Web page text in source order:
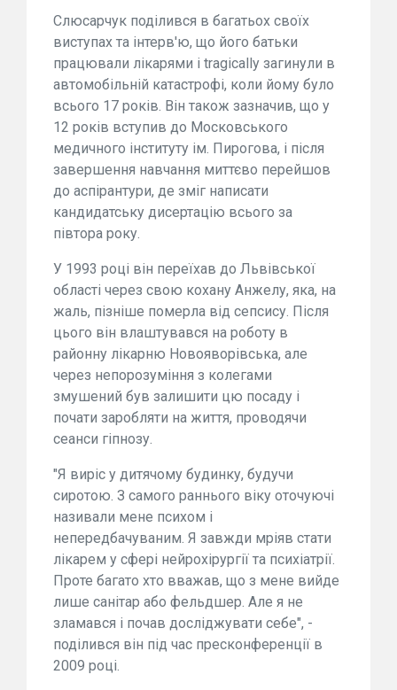
Слюсарчук поділився в багатьох своїх
виступах та інтерв'ю, що його батьки
працювали лікарями і tragically загинули в
автомобільній катастрофі, коли йому було
всього 17 років. Він також зазначив, що у
12 років вступив до Московського
медичного інституту ім. Пирогова, і після
завершення навчання миттєво перейшов
до аспірантури, де зміг написати
кандидатську дисертацію всього за
півтора року.
У 1993 році він переїхав до Львівської
області через свою кохану Анжелу, яка, на
жаль, пізніше померла від сепсису. Після
цього він влаштувався на роботу в
районну лікарню Новояворівська, але
через непорозуміння з колегами
змушений був залишити цю посаду і
почати заробляти на життя, проводячи
сеанси гіпнозу.
"Я виріс у дитячому будинку, будучи
сиротою. З самого раннього віку оточуючі
називали мене психом і
непередбачуваним. Я завжди мріяв стати
лікарем у сфері нейрохірургії та психіатрії.
Проте багато хто вважав, що з мене вийде
лише санітар або фельдшер. Але я не
зламався і почав досліджувати себе", -
поділився він під час пресконференції в
2009 році.